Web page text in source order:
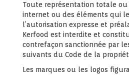
Toute représentation totale
internet ou des éléments qui
l’autorisation expresse et
Kerfood est interdite et
contrefaçon sanctionnée par
suivants du Code de la
Les marques ou les logos